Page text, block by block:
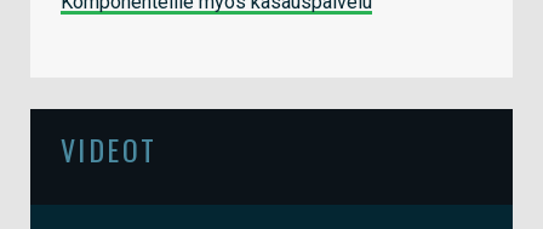
VIDEOT